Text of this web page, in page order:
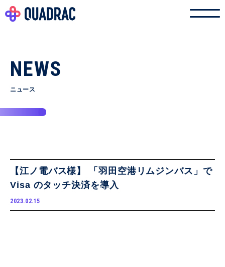
NEWS
ニュース
【江ノ電バス様】 「羽田空港リムジンバス」で
Visa のタッチ決済を導入
2023.02.15